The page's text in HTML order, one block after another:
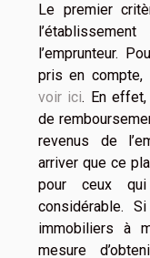
Le premier
l’emprunteur.
pris en compte,
voir ici. En
de
revenus de
arriver que ce
pour ceux
considérable.
immobiliers à
mesure